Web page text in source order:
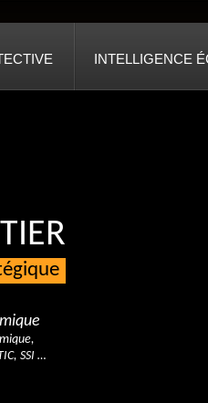
INTELLIGENCE
SSI …